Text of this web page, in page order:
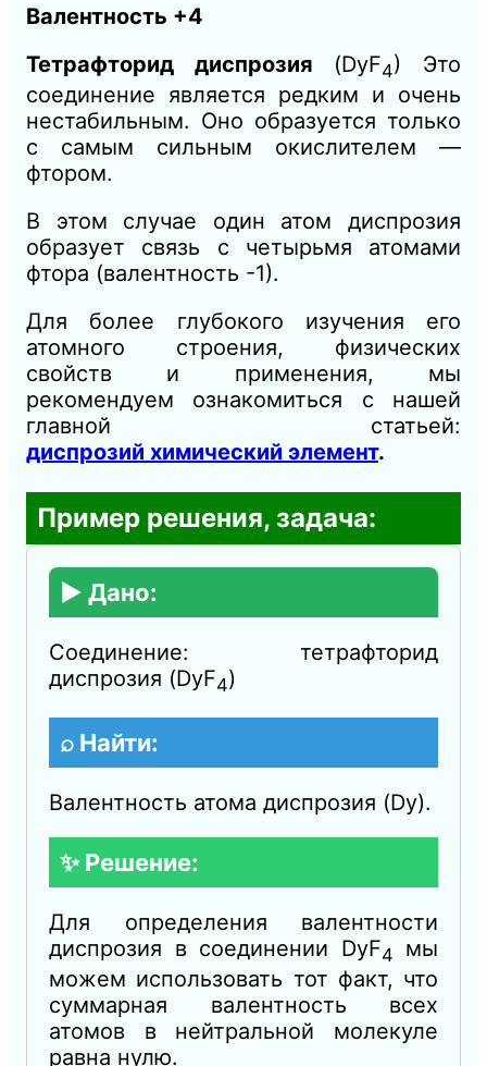
Валентность +4
Тетрафторид диспрозия (DyF4​) Это
соединение является редким и очень
нестабильным. Оно образуется только
с самым сильным окислителем —
фтором.
В этом случае один атом диспрозия
образует связь с четырьмя атомами
фтора (валентность -1).
Для более глубокого изучения его
атомного строения, физических
свойств и применения, мы
рекомендуем ознакомиться с нашей
главной статьей:
диспрозий химический элемент.
Пример решения, задача:
▶️ Дано:
Соединение: тетрафторид
диспрозия (DyF4​)
⌕ Найти:
Валентность атома диспрозия (Dy).
✨ Решение:
Для определения валентности
диспрозия в соединении DyF4
​ мы
можем использовать тот факт, что
суммарная валентность всех
атомов в нейтральной молекуле
равна нулю.